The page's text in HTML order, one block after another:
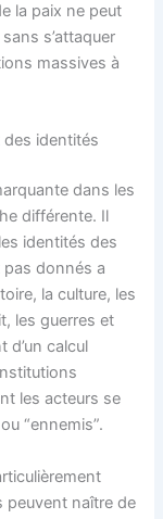
la paix ne peut
s’attaquer
massives à
des identités
dans les
différente. Il
identités des
donnés a
la culture, les
les guerres et
d’un calcul
les acteurs se
“ennemis”.
peuvent naître de